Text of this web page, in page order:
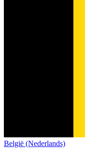
België (Nederlands)